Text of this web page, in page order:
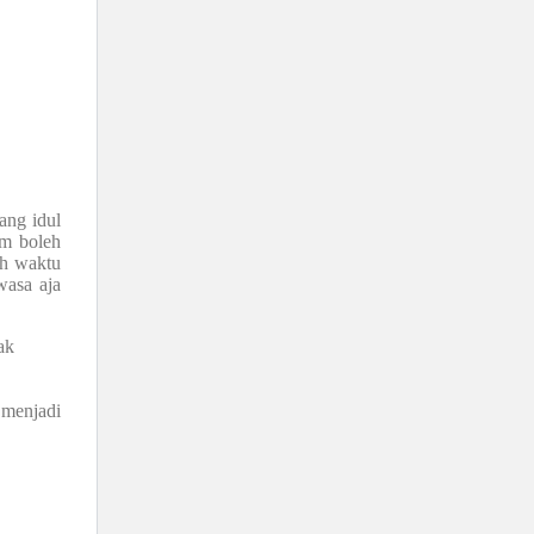
idul
boleh
waktu
aja